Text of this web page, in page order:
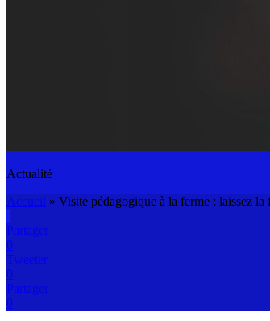
Actualité
Accueil » Visite pédagogique à la ferme : laissez
Partager
0
Tweeter
0
Partager
0